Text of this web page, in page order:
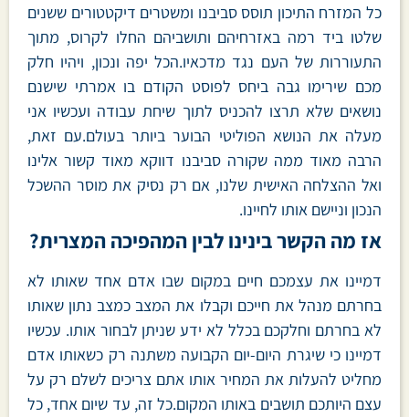
כל המזרח התיכון תוסס סביבנו ומשטרים דיקטטורים ששנים
שלטו ביד רמה באזרחיהם ותושביהם החלו לקרוס, מתוך
התעוררות של העם נגד מדכאיו.הכל יפה ונכון, ויהיו חלק
מכם שירימו גבה ביחס לפוסט הקודם בו אמרתי שישנם
נושאים שלא תרצו להכניס לתוך שיחת עבודה ועכשיו אני
מעלה את הנושא הפוליטי הבוער ביותר בעולם.עם זאת,
הרבה מאוד ממה שקורה סביבנו דווקא מאוד קשור אלינו
ואל ההצלחה האישית שלנו, אם רק נסיק את מוסר ההשכל
הנכון וניישם אותו לחיינו.
אז מה הקשר בינינו לבין המהפיכה המצרית?
דמיינו את עצמכם חיים במקום שבו אדם אחד שאותו לא
בחרתם מנהל את חייכם וקבלו את המצב כמצב נתון שאותו
לא בחרתם וחלקכם בכלל לא ידע שניתן לבחור אותו. עכשיו
דמיינו כי שיגרת היום-יום הקבועה משתנה רק כשאותו אדם
מחליט להעלות את המחיר אותו אתם צריכים לשלם רק על
עצם היותכם תושבים באותו המקום.כל זה, עד שיום אחד, כל